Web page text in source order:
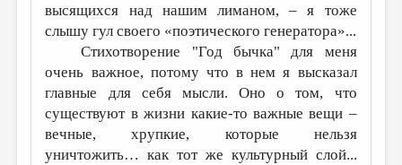
высящихся над нашим лиманом, – я тоже
слышу гул своего «поэтического генератора»...
Стихотворение "Год бычка" для меня
очень важное, потому что в нем я высказал
главные для себя мысли. Оно о том, что
существуют в жизни какие-то важные вещи –
вечные, хрупкие, которые нельзя
уничтожить… как тот же культурный слой...